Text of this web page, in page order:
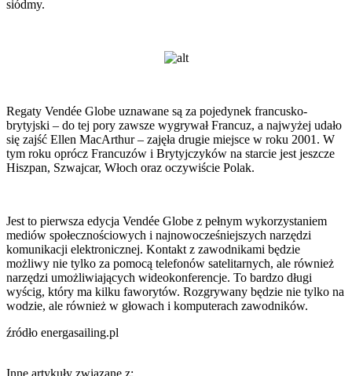
siódmy.
Regaty Vendée Globe uznawane są za pojedynek francusko-
brytyjski – do tej pory zawsze wygrywał Francuz, a najwyżej udało
się zajść Ellen MacArthur – zajęła drugie miejsce w roku 2001. W
tym roku oprócz Francuzów i Brytyjczyków na starcie jest jeszcze
Hiszpan, Szwajcar, Włoch oraz oczywiście Polak.
Jest to pierwsza edycja Vendée Globe z pełnym wykorzystaniem
mediów społecznościowych i najnowocześniejszych narzędzi
komunikacji elektronicznej. Kontakt z zawodnikami będzie
możliwy nie tylko za pomocą telefonów satelitarnych, ale również
narzędzi umożliwiających wideokonferencje. To bardzo długi
wyścig, który ma kilku faworytów. Rozgrywany będzie nie tylko na
wodzie, ale również w głowach i komputerach zawodników.
źródło energasailing.pl
Inne artykuły związane z: